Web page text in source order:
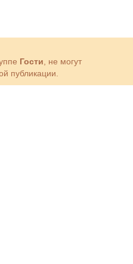
Гости , не могут
публикации.